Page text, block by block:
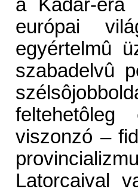
a Kádár-éra
európai
egyértelmû
szabadelvû
viszonzó –
Latorcaival